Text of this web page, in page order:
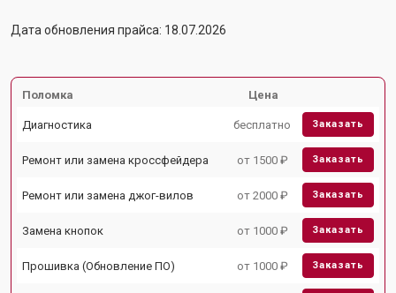
Дата обновления прайса: 18.07.2026
Поломка Цена
Диагностика бесплатно Заказать
Ремонт или замена кроссфейдера от 1500 ₽ Заказать
Ремонт или замена джог-вилов от 2000 ₽ Заказать
Замена кнопок от 1000 ₽ Заказать
Прошивка (Обновление ПО) от 1000 ₽ Заказать